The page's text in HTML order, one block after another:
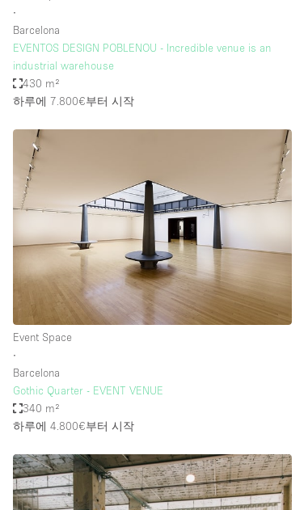
Air Conditioning
Counters
Fitting Rooms
Garden
Ground Floor
Haussmann Style
Industrial
Kitchen
Security System
Sound & Video Equipment
∙
Barcelona
EVENTOS DESIGN POBLENOU - Incredible venue is an
industrial warehouse
430 m²
하루에 7.800€부터 시작
Event Space
∙
Barcelona
Gothic Quarter - EVENT VENUE
340 m²
하루에 4.800€부터 시작